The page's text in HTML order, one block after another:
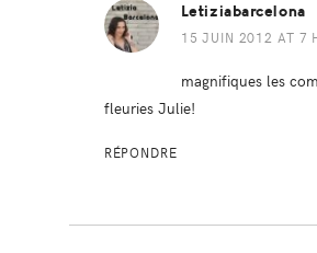
Letiziabarcelona
15 JUIN 2012 AT 7
magnifiques les
fleuries Julie!
RÉPONDRE